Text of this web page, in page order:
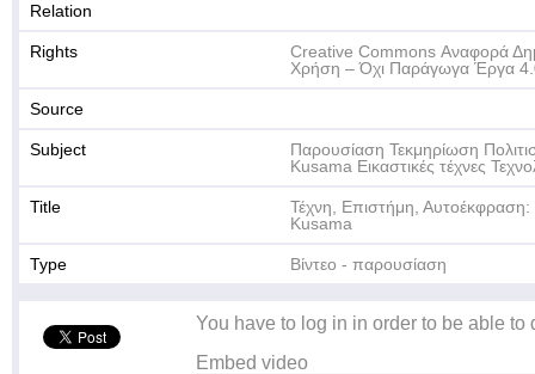
Relation
Rights
Creative Commons Αναφορά
Χρήση – Όχι Παράγωγα Έργα
Source
Subject
Παρουσίαση Τεκμηρίωση
Kusama Εικαστικές τέχνες
Title
Τέχνη, Επιστήμη,
Kusama
Type Βίντεο - παρουσίαση
You have to log in in order to be able to
Embed video